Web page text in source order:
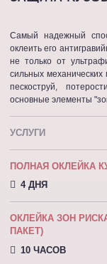
Самый надежный
оклеить его
не только от
сильных механических
пескоструй,
основные элементы
УСЛУГИ
ПОЛНАЯ ОКЛЕЙКА
4 ДНЯ
ОКЛЕЙКА ЗОН
ПАКЕТ)
10 ЧАСОВ